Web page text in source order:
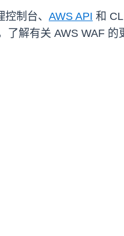
制台、 AWS API 和
了解有关 AWS WAF 的